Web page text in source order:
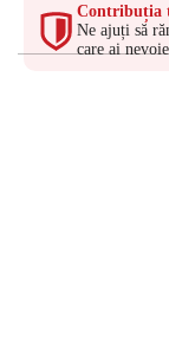
Contribuția
Ne ajuți să
care ai nevoie